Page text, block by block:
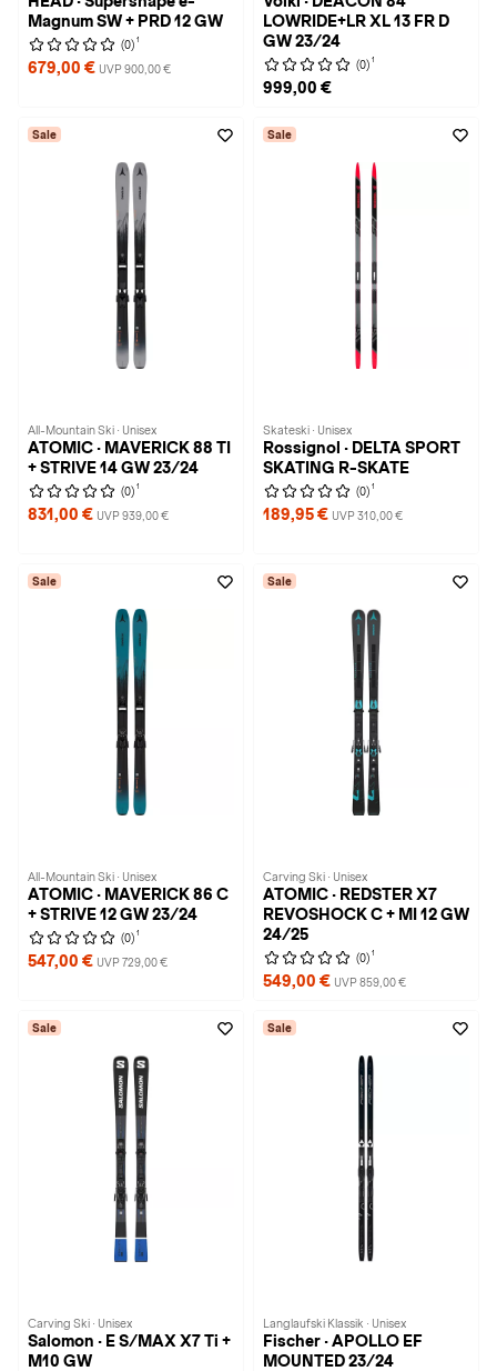
Magnum SW + PRD 12 GW
(0) 1
679,00 € UVP 900,00 €
LOWRIDE+LR XL 13 FR D
GW 23/24
(0) 1
999,00 €
Sale
All-Mountain Ski · Unisex
ATOMIC · MAVERICK 88 TI
+ STRIVE 14 GW 23/24
(0) 1
831,00 € UVP 939,00 €
Sale
Skateski · Unisex
Rossignol · DELTA SPORT
SKATING R-SKATE
(0) 1
189,95 € UVP 310,00 €
Sale
All-Mountain Ski · Unisex
ATOMIC · MAVERICK 86 C
+ STRIVE 12 GW 23/24
(0) 1
547,00 € UVP 729,00 €
Sale
Carving Ski · Unisex
ATOMIC · REDSTER X7
REVOSHOCK C + MI 12 GW
24/25
(0) 1
549,00 € UVP 859,00 €
Sale
Carving Ski · Unisex
Salomon · E S/MAX X7 Ti +
M10 GW
Sale
Langlaufski Klassik · Unisex
Fischer · APOLLO EF
MOUNTED 23/24